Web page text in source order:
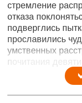
стремление
отказа
подверглись
прославились
умственных
почитания